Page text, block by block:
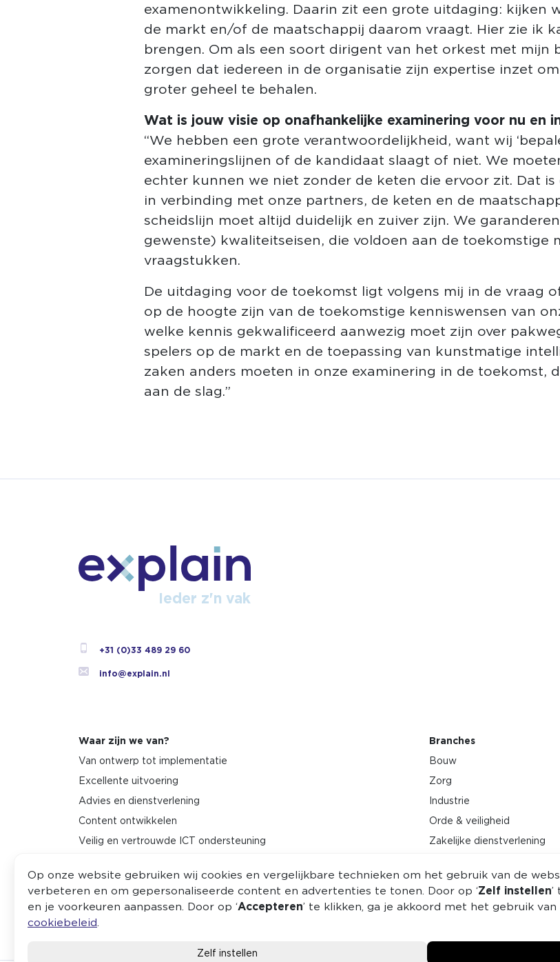
examenontwikkeling. Daarin zit een grote uitdaging: kijken
de markt en/of de maatschappij daarom vraagt. Hier zie ik
brengen. Om als een soort dirigent van het orkest met mijn
zorgen dat iedereen in de organisatie zijn expertise inzet
groter geheel te behalen.
Wat is jouw visie op onafhankelijke examinering voor nu en
“We hebben een grote verantwoordelijkheid, want wij
examineringslijnen of de kandidaat slaagt of niet. We
echter kunnen we niet zonder de keten die ervoor zit. Dat
in verbinding met onze partners, de keten en de
scheidslijn moet altijd duidelijk en zuiver zijn. We
gewenste) kwaliteitseisen, die voldoen aan de toekomstige
vraagstukken.
De uitdaging voor de toekomst ligt volgens mij in de vraag
op de hoogte zijn van de toekomstige kenniswensen van
welke kennis gekwalificeerd aanwezig moet zijn over
spelers op de markt en de toepassing van kunstmatige
zaken anders moeten in onze examinering in de toekomst,
aan de slag.”
Ieder z'n vak
+31 (0)33 489 29 60
info@explain.nl
Waar zijn we van?
Van ontwerp tot implementatie
Excellente uitvoering
Advies en dienstverlening
Content ontwikkelen
Veilig en vertrouwde ICT ondersteuning
Branches
Bouw
Zorg
Industrie
Orde & veiligheid
Zakelijke dienstverlening
Petrochemie
Op onze website gebruiken wij cookies en vergelijkbare technieken om het gebruik van de
verbeteren en om gepersonaliseerde content en advertenties te tonen. Door op ‘Zelf instellen
en je voorkeuren aanpassen. Door op ‘Accepteren’ te klikken, ga je akkoord met het gebruik
cookiebeleid.